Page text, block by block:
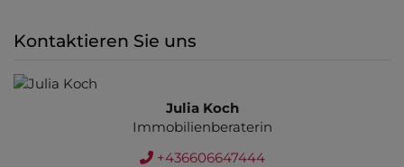
Kontaktieren Sie uns
Julia Koch
Immobilienberaterin
+436606647444